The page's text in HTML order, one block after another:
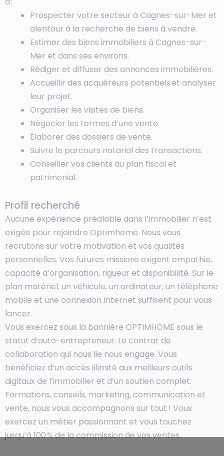
Prospecter votre secteur à Cagnes-sur-Mer et
alentour à la recherche de biens à vendre.
Estimer des biens immobiliers à Cagnes-sur-
Mer et dans ses environs.
Rédiger et diffuser des annonces immobilières.
Accueillir des acquéreurs potentiels et analyser
leur projet.
Organiser les visites de biens.
Négocier les termes d’une vente.
Élaborer des dossiers de vente.
Suivre le parcours notarial des transactions.
Conseiller vos clients au plan fiscal et
patrimonial.
Profil recherché
Aucune expérience préalable dans l’immobilier n’est
exigée pour rejoindre Optimhome. Nous vous
recrutons sur votre motivation et vos qualités
personnelles. Vos futures missions exigent empathie,
capacité d’organisation, rigueur et disponibilité. Sur le
plan matériel, un véhicule, un ordinateur, un téléphone
mobile et une connexion Internet suffisent pour vous
lancer.
Vous exercez sous la bannière OPTIMHOME sous le
statut d’auto-entrepreneur. Le contrat de
collaboration qui nous lie nous engage. Vous
bénéficiez d’un accès illimité aux meilleurs outils
digitaux de l’immobilier et d’un soutien complet.
Formations, conseils, marketing, communication et
vente, nous vous accompagnons sur tout ! Vous
exercez un métier passionnant et vous touchez
jusqu’à 100 % de la commission de vos ventes.